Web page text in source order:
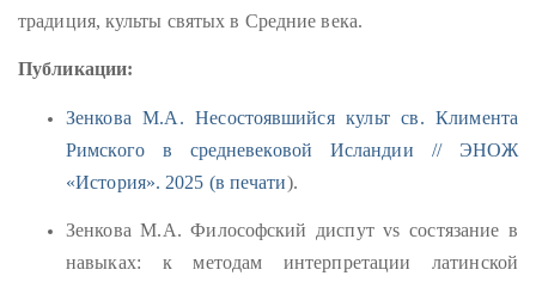
традиция, культы святых в Средние века.
Публикации:
Зенкова М.А. Несостоявшийся культ св. Климента
Римского в средневековой Исландии // ЭНОЖ
«История». 2025 (в печати).
Зенкова М.А. Философский диспут vs состязание в
навыках: к методам интерпретации латинской